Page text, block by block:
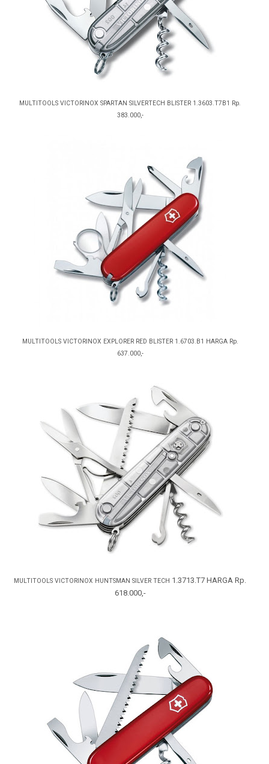
MULTITOOLS VICTORINOX SPARTAN SILVERTECH BLISTER 1.3603.T7B1 Rp.
383.000,-
MULTITOOLS VICTORINOX EXPLORER RED BLISTER 1.6703.B1 HARGA Rp.
637.000,-
MULTITOOLS VICTORINOX HUNTSMAN SILVER TECH 1.3713.T7 HARGA Rp.
618.000,-